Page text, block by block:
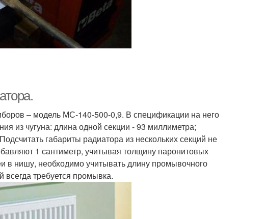
– модель МС-140-500-0,9. В спецификации на него
из чугуна: длина одной секции - 93 миллиметра;
габариты радиатора из нескольких секций не
1 сантиметр, учитывая толщину паронитовых
в нишу, необходимо учитывать длину промывочного
всегда требуется промывка.